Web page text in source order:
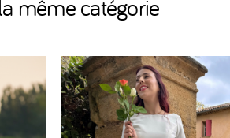
même catégorie